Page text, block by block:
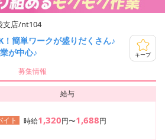
支店/nt104
！簡単ワークが盛りだくさん♪
が中心♪
キープ
募集情報
給与
イト 時給1,320円〜1,688円